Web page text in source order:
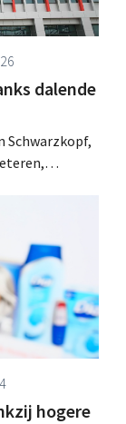
dalende
Schwarzkopf,
hogere